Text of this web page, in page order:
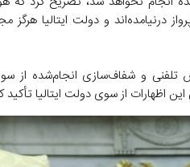
درنیامده‌اند و دولت ایتالیا هرگز
تلفنی و شفاف‌سازی انجام‌شده از
اظهارات از سوی دولت ایتالیا تأکید